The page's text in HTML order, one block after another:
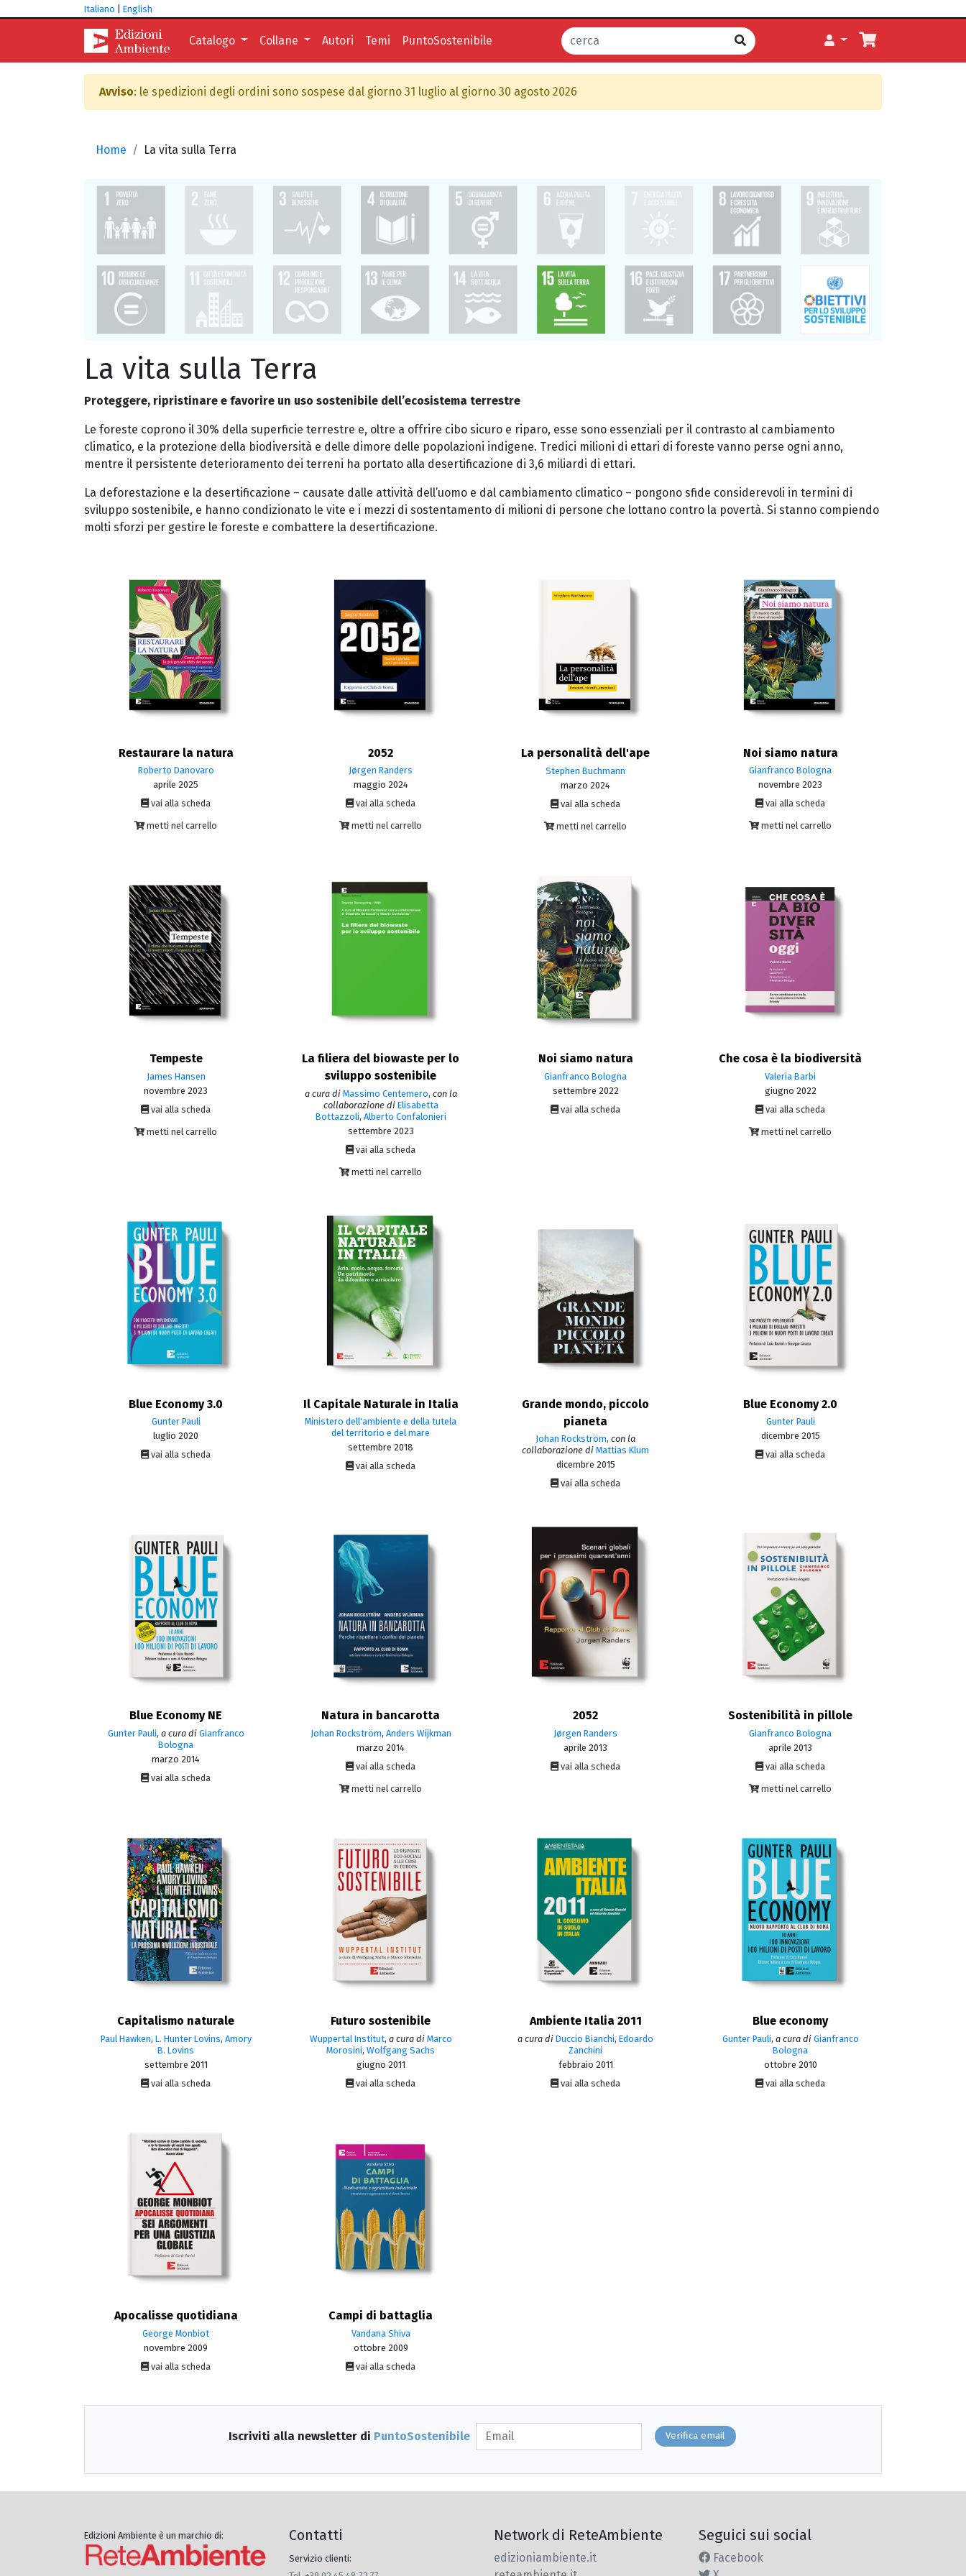
Italiano English
Catalogo Collane Autori Temi PuntoSostenibile
Avviso: le spedizioni degli ordini sono sospese dal giorno 31 luglio al giorno 30 agosto 2026
Home La vita sulla Terra
La vita sulla Terra
Proteggere, ripristinare e favorire un uso sostenibile dell’ecosistema terrestre
Le foreste coprono il 30% della superficie terrestre e, oltre a offrire cibo sicuro e riparo, esse sono essenziali per il contrasto al cambiamento
climatico, e la protezione della biodiversità e delle dimore delle popolazioni indigene. Tredici milioni di ettari di foreste vanno perse ogni anno,
mentre il persistente deterioramento dei terreni ha portato alla desertificazione di 3,6 miliardi di ettari.
La deforestazione e la desertificazione – causate dalle attività dell’uomo e dal cambiamento climatico – pongono sfide considerevoli in termini di
sviluppo sostenibile, e hanno condizionato le vite e i mezzi di sostentamento di milioni di persone che lottano contro la povertà. Si stanno compiendo
molti sforzi per gestire le foreste e combattere la desertificazione.
Restaurare la natura
Roberto Danovaro
aprile 2025
vai alla scheda
metti nel carrello
2052
Jørgen Randers
maggio 2024
vai alla scheda
metti nel carrello
La personalità dell'ape
Stephen Buchmann
marzo 2024
vai alla scheda
metti nel carrello
Noi siamo natura
Gianfranco Bologna
novembre 2023
vai alla scheda
metti nel carrello
Tempeste
James Hansen
novembre 2023
vai alla scheda
metti nel carrello
La filiera del biowaste per lo
sviluppo sostenibile
a cura di Massimo Centemero, con la
collaborazione di Elisabetta
Bottazzoli, Alberto Confalonieri
settembre 2023
vai alla scheda
metti nel carrello
Noi siamo natura
Gianfranco Bologna
settembre 2022
vai alla scheda
Che cosa è la biodiversità
Valeria Barbi
giugno 2022
vai alla scheda
metti nel carrello
Blue Economy 3.0
Gunter Pauli
luglio 2020
vai alla scheda
Il Capitale Naturale in Italia
Ministero dell'ambiente e della tutela
del territorio e del mare
settembre 2018
vai alla scheda
Grande mondo, piccolo
pianeta
Johan Rockström, con la
collaborazione di Mattias Klum
dicembre 2015
vai alla scheda
Blue Economy 2.0
Gunter Pauli
dicembre 2015
vai alla scheda
Blue Economy NE
Gunter Pauli, a cura di Gianfranco
Bologna
marzo 2014
vai alla scheda
Natura in bancarotta
Johan Rockström, Anders Wijkman
marzo 2014
vai alla scheda
metti nel carrello
2052
Jørgen Randers
aprile 2013
vai alla scheda
Sostenibilità in pillole
Gianfranco Bologna
aprile 2013
vai alla scheda
metti nel carrello
Capitalismo naturale
Paul Hawken, L. Hunter Lovins, Amory
B. Lovins
settembre 2011
vai alla scheda
Futuro sostenibile
Wuppertal Institut, a cura di Marco
Morosini, Wolfgang Sachs
giugno 2011
vai alla scheda
Ambiente Italia 2011
a cura di Duccio Bianchi, Edoardo
Zanchini
febbraio 2011
vai alla scheda
Blue economy
Gunter Pauli, a cura di Gianfranco
Bologna
ottobre 2010
vai alla scheda
Apocalisse quotidiana
George Monbiot
novembre 2009
vai alla scheda
Campi di battaglia
Vandana Shiva
ottobre 2009
vai alla scheda
Iscriviti alla newsletter di PuntoSostenibile Verifica email
Edizioni Ambiente è un marchio di: Contatti
Servizio clienti:
Network di ReteAmbiente
edizioniambiente.it
Seguici sui social
Facebook